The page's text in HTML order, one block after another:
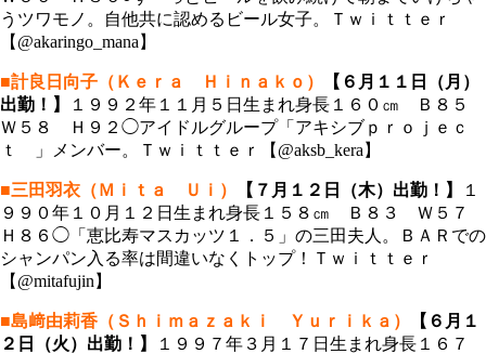
うツワモノ。自他共に認めるビール女子。Ｔｗｉｔｔｅｒ
【@akaringo_mana】
■計良日向子（Ｋｅｒａ Ｈｉｎａｋｏ）
【６月１１日（月）
出勤！】
１９９２年１１月５日生まれ身長１６０㎝ Ｂ８５
Ｗ５８ Ｈ９２◯アイドルグループ「アキシブｐｒｏｊｅｃ
ｔ 」メンバー。Ｔｗｉｔｔｅｒ【@aksb_kera】
■三田羽衣（Ｍｉｔａ Ｕｉ） 【７月１２日（木）出勤！】
１
９９０年１０月１２日生まれ身長１５８㎝ Ｂ８３ Ｗ５７
Ｈ８６◯「恵比寿マスカッツ１．５」の三田夫人。ＢＡＲでの
シャンパン入る率は間違いなくトップ！Ｔｗｉｔｔｅｒ
【@mitafujin】
■島﨑由莉香（Ｓｈｉｍａｚａｋｉ Ｙｕｒｉｋａ）
【６月１
２日（火）出勤！】
１９９７年３月１７日生まれ身長１６７